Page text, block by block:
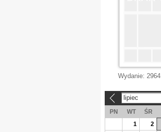
Wydanie: 2964
lipiec
PN WT ŚR
1
2